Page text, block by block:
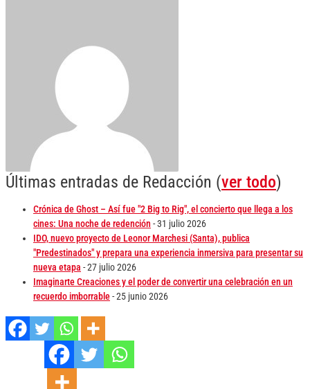
Últimas entradas de Redacción (ver todo)
Crónica de Ghost – Así fue "2 Big to Rig", el concierto que llega a los
cines: Una noche de redención - 31 julio 2026
IDO, nuevo proyecto de Leonor Marchesi (Santa), publica
"Predestinados" y prepara una experiencia inmersiva para presentar su
nueva etapa - 27 julio 2026
Imaginarte Creaciones y el poder de convertir una celebración en un
recuerdo imborrable- 25 junio 2026